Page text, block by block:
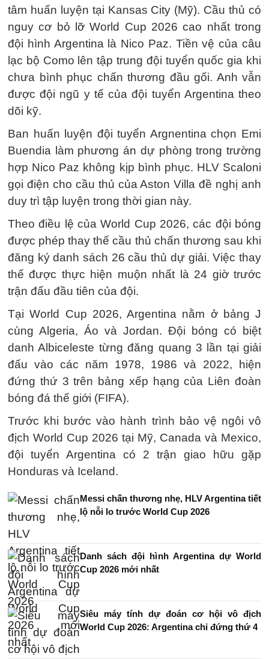
tâm huấn luyện tại Kansas City (Mỹ). Cầu thủ có
nguy cơ bỏ lỡ World Cup 2026 cao nhất trong
đội hình Argentina là Nico Paz. Tiền vệ của câu
lạc bộ Como lên tập trung đội tuyển quốc gia khi
chưa bình phục chấn thương đầu gối. Anh vẫn
được đội ngũ y tế của đội tuyển Argentina theo
dõi kỹ.
Ban huấn luyện đội tuyển Argnentina chọn Emi
Buendia làm phương án dự phòng trong trường
hợp Nico Paz không kịp bình phục. HLV Scaloni
gọi điện cho cầu thủ của Aston Villa đề nghị anh
duy trì tập luyện trong thời gian này.
Theo điều lệ của World Cup 2026, các đội bóng
được phép thay thế cầu thủ chấn thương sau khi
đăng ký danh sách 26 cầu thủ dự giải. Việc thay
thế được thực hiện muộn nhất là 24 giờ trước
trận đấu đầu tiên của đội.
Tại World Cup 2026, Argentina nằm ở bảng J
cùng Algeria, Áo và Jordan. Đội bóng có biệt
danh Albiceleste từng đăng quang 3 lần tại giải
đấu vào các năm 1978, 1986 và 2022, hiện
đứng thứ 3 trên bảng xếp hạng của Liên đoàn
bóng đá thế giới (FIFA).
Trước khi bước vào hành trình bảo vệ ngôi vô
địch World Cup 2026 tại Mỹ, Canada và Mexico,
đội tuyển Argentina có 2 trận giao hữu gặp
Honduras và Iceland.
Messi chấn thương nhẹ, HLV Argentina tiết
lộ nỗi lo trước World Cup 2026
Danh sách đội hình Argentina dự World
Cup 2026 mới nhất
Siêu máy tính dự đoán cơ hội vô địch
World Cup 2026: Argentina chỉ đứng thứ 4